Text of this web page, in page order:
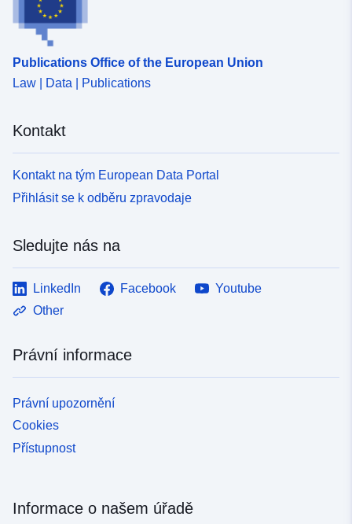
Publications Office of the European Union
Law | Data | Publications
Kontakt
Kontakt na tým European Data Portal
Přihlásit se k odběru zpravodaje
Sledujte nás na
LinkedIn Facebook
Youtube
Other
Právní informace
Právní upozornění
Cookies
Přístupnost
Informace o našem úřadě